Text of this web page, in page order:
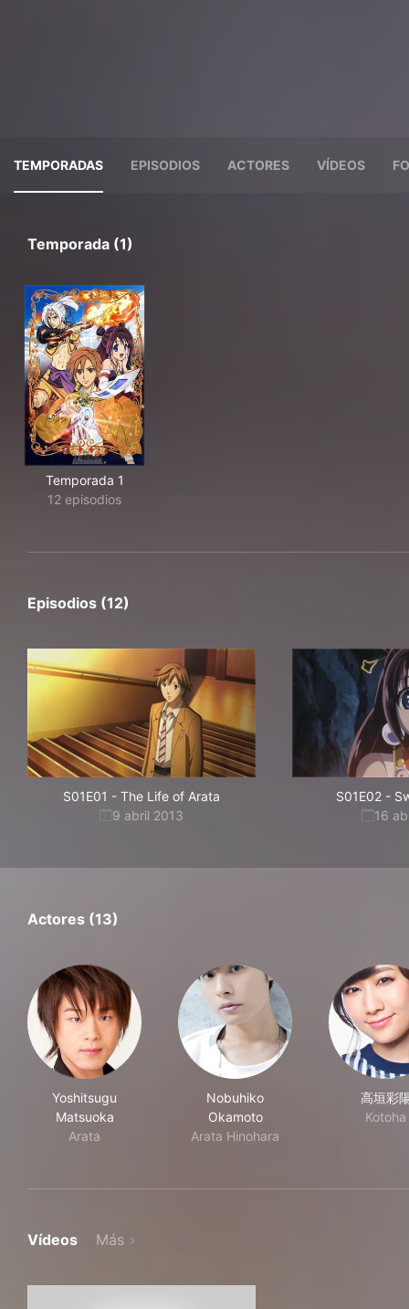
TEMPORADAS EPISODIOS ACTORES VÍDEOS
Temporada (1)
Temporada 1
12 episodios
Episodios (12)
S01E01 - The Life of Arata
9 abril 2013
S01E02 -
16
Actores (13)
Yoshitsugu
Matsuoka
Arata
Nobuhiko
Okamoto
Arata Hinohara
高垣彩
Kotoha
Vídeos Más